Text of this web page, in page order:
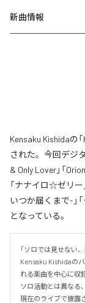
新曲情報
Kensaku Kishidaの
された。今回デジタ
& Only Lover」「
「ナナイロ☆ゼリー
いつか届くまで-」
となっている。
「ソロでは見せない
Kensaku Kishidaの
れる楽曲を中心に収
ソロ活動とは異なる
現在のライブで披露